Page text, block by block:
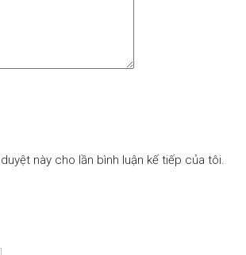
này cho lần bình luận kế tiếp của tôi.